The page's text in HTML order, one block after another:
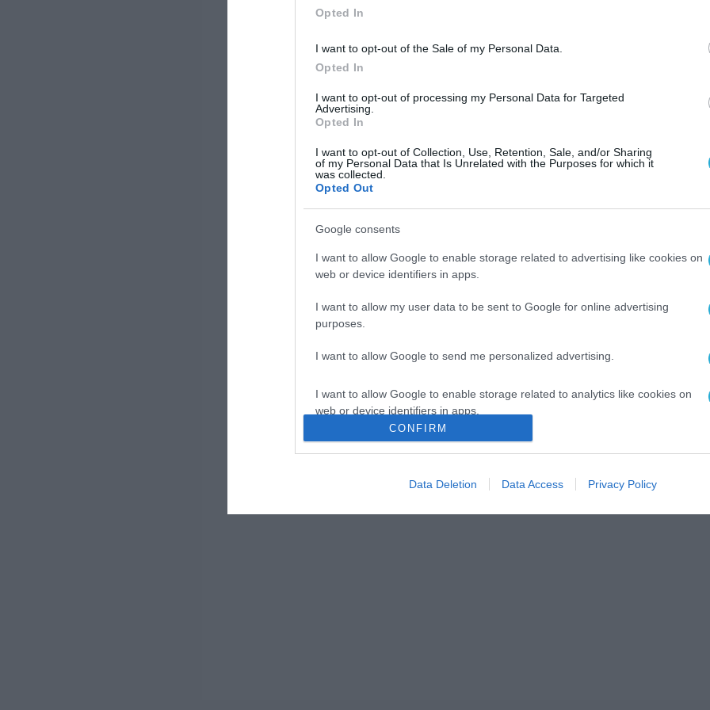
Opted In
I want to opt-out of the Sale of my Personal Data.
Opted In
I want to opt-out of processing my Personal Data for Targeted
Advertising.
Opted In
I want to opt-out of Collection, Use, Retention, Sale, and/or Sharing
of my Personal Data that Is Unrelated with the Purposes for which it
was collected.
Opted Out
Google consents
I want to allow Google to enable storage related to advertising like cookies on
web or device identifiers in apps.
I want to allow my user data to be sent to Google for online advertising
purposes.
I want to allow Google to send me personalized advertising.
I want to allow Google to enable storage related to analytics like cookies on
web or device identifiers in apps.
I want to allow Google to enable storage related to functionality of the website
I want to allow Google to enable storage related to personalization.
CONFIRM
Data Deletion Data Access Privacy Policy